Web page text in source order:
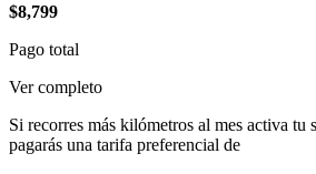
$8,799
Pago total
Ver completo
Si recorres más kilómetros al mes activa tu
pagarás una tarifa preferencial de